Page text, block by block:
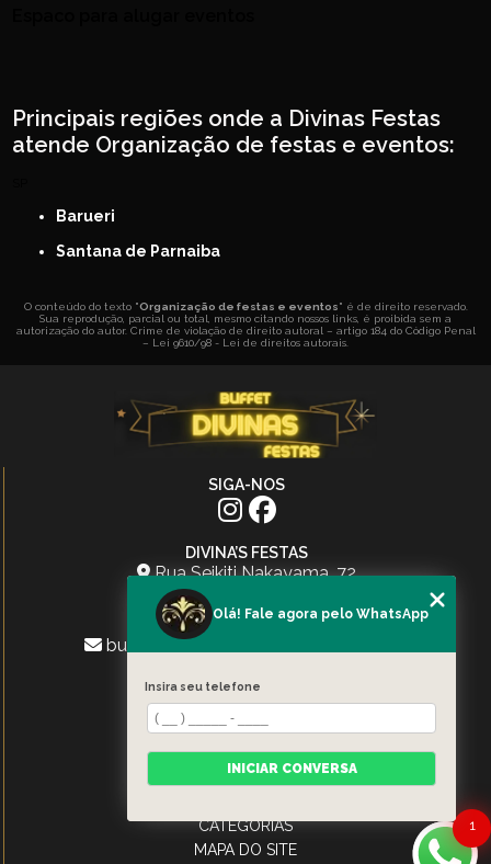
Principais regiões onde a Divinas Festas
atende Organização de festas e eventos:
Barueri
Santana de Parnaiba
O conteúdo do texto "Organização de festas e eventos" é de direito reservado.
Sua reprodução, parcial ou total, mesmo citando nossos links, é proibida sem a
autorização do autor. Crime de violação de direito autoral – artigo 184 do Código Penal
– Lei 9610/98 - Lei de direitos autorais
SIGA-NOS
DIVINA’S FESTAS
Rua Seikiti Nakayama, 72
Jardim Tupanci - Barueri - SP
(11) 96775-0923
buffetdivinasfestasoficial@gmail.com
MENU
HOME
SERVIÇOS
ESPAÇO
CARDÁPIO
CATEGORIAS
MAPA DO SITE
1
Olá! Fale agora pelo WhatsApp
Insira seu telefone
INICIAR CONVERSA